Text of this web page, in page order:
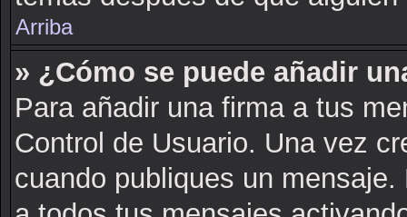
Arriba
» ¿Cómo se puede añadir
Para añadir una firma a tus
Control de Usuario. Una vez
cuando publiques un